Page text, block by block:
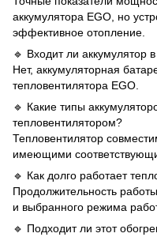
аккумулятора EGO, но
эффективное отопление.
🔹 Входит ли аккумулятор
Нет, аккумуляторная
тепловентилятора EGO.
🔹 Какие типы
тепловентилятором?
Тепловентилятор
имеющими
🔹 Как долго работает
Продолжительность
и выбранного режима
🔹 Подходит ли этот